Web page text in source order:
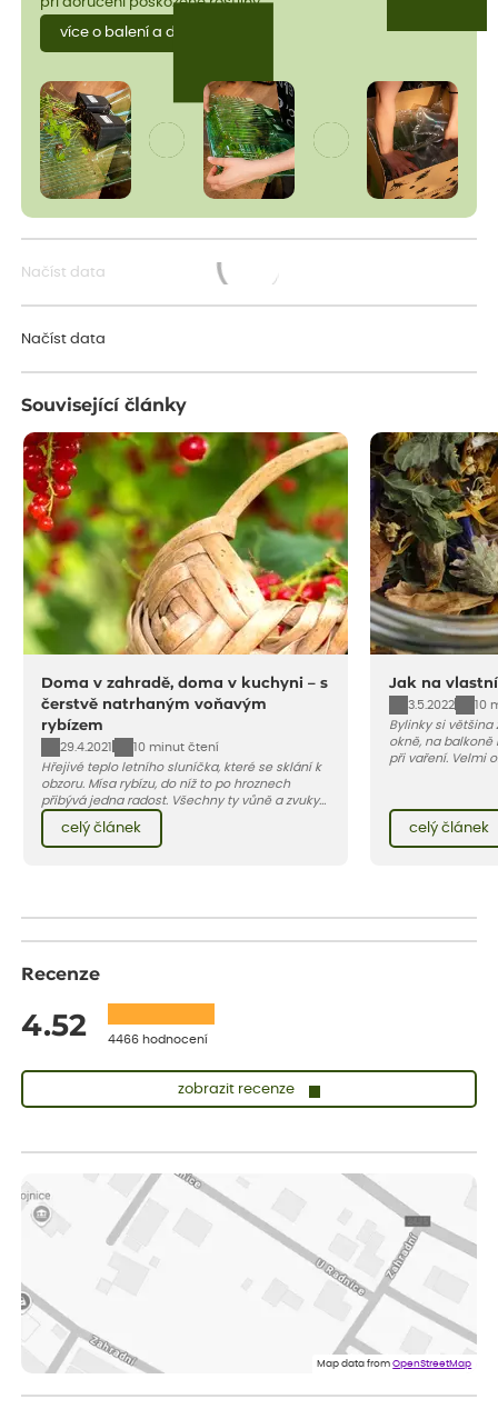
více o balení a dopravě
Načíst data
Načíst data
Související články
Doma v zahradě, doma v kuchyni – s
čerstvě natrhaným voňavým
rybízem
29.4.2021
10 minut čtení
Hřejivé teplo letního sluníčka, které se sklání k
obzoru. Mísa rybízu, do níž to po hroznech
přibývá jedna radost. Všechny ty vůně a zvuky
červencové zahrady. Sklizeň rybízu do kuchyně
vnese neuvěřitelný klid a radost. A taky trochu
bezstarostnosti dětství při mlsání babiččina
celý článek
Jak na
3.5.2022
10
Bylinky si většina
okně, na balkoně
při vaření. Velmi
celý článek
Recenze
4.52 4466 hodnocení
zobrazit recenze
Vše v pořádku, jsem spokojena.
ověřený nákup
Rostlina mi přišla v dobrém stavu, jsem spokojená.
Zuzana
Spokojenost s dodáním kvalitních rostlin
Map data fromOpenStreetMap